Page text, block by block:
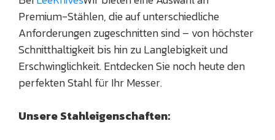
Premium-Stählen, die auf unterschiedliche
Anforderungen zugeschnitten sind – von höchster
Schnitthaltigkeit bis hin zu Langlebigkeit und
Erschwinglichkeit. Entdecken Sie noch heute den
perfekten Stahl für Ihr Messer.
Unsere Stahleigenschaften: